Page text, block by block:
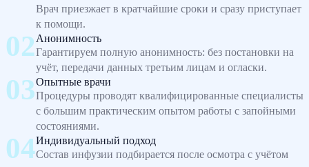
Врач приезжает в кратчайшие сроки и сразу приступает
к помощи.
Анонимность
Гарантируем полную анонимность: без постановки на
учёт, передачи данных третьим лицам и огласки.
Опытные врачи
Процедуры проводят квалифицированные специалисты
с большим практическим опытом работы с запойными
состояниями.
Индивидуальный подход
Состав инфузии подбирается после осмотра с учётом